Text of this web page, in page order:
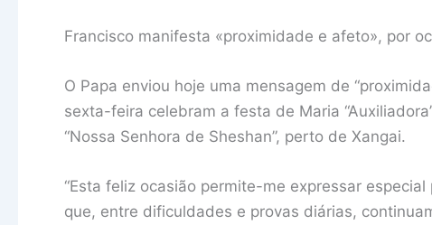
Francisco manifesta «proximidade e afeto», por
O Papa enviou hoje uma mensagem de
sexta-feira celebram a festa de Maria
“Nossa Senhora de Sheshan”, perto de Xangai.
“Esta feliz ocasião permite-me expressar
que, entre dificuldades e provas diárias,